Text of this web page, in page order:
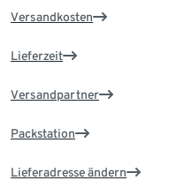
Versandkosten
Lieferzeit
Versandpartner
Packstation
Lieferadresse ändern